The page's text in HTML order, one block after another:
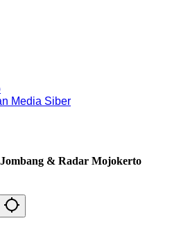
Media Siber
& Radar Mojokerto